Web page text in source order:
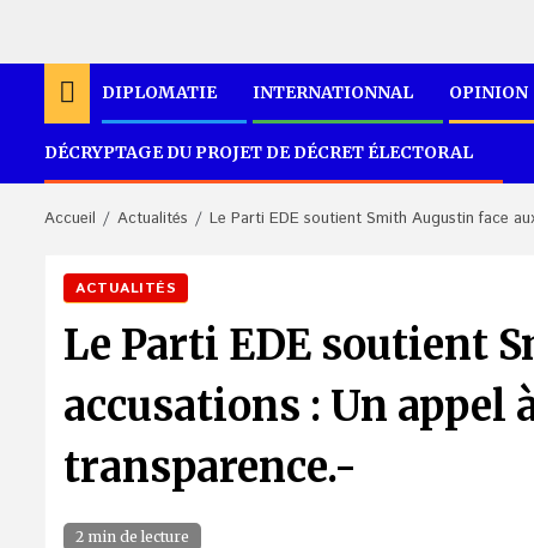
DIPLOMATIE INTERNATIONNAL OPINION
DÉCRYPTAGE DU PROJET DE DÉCRET ÉLECTORAL
Accueil Actualités Le Parti EDE soutient Smith Augustin face
ACTUALITÉS
Le Parti EDE soutient
accusations : Un appel
transparence.-
2 min de lecture